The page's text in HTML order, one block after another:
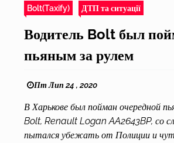
Bolt(Taxify) ДТП та ситуації
Водитель Bolt был
пьяным за рулем
Пт Лип 24 , 2020
В Харькове был пойман очередной
Bolt, Renault Logan AA2643BP, со
пытался убежать от Полиции и